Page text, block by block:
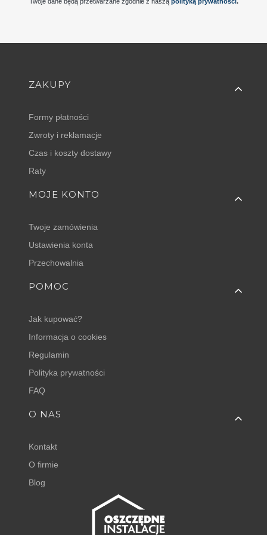
Linki w stopce
ZAKUPY
Formy płatności
Zwroty i reklamacje
Czas i koszty dostawy
Raty
MOJE KONTO
Twoje zamówienia
Ustawienia konta
Przechowalnia
POMOC
Jak kupować?
Informacja o cookies
Regulamin
Polityka prywatności
FAQ
O NAS
Kontakt
O firmie
Blog